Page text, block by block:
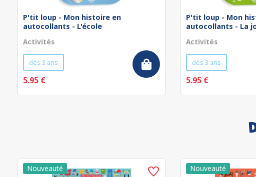
P'tit loup - Mon histoire en
autocollants - L'école
Activités
dès 3 ans
5.95 €
P'tit loup - Mon
autocollants - La
Activités
dès 3 ans
5.95 €